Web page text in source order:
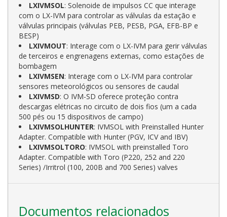
LXIVMSOL: Solenoide de impulsos CC que interage
com o LX-IVM para controlar as válvulas da estação e
válvulas principais (válvulas PEB, PESB, PGA, EFB-BP e
BESP)
LXIVMOUT: Interage com o LX-IVM para gerir válvulas
de terceiros e engrenagens externas, como estações de
bombagem
LXIVMSEN: Interage com o LX-IVM para controlar
sensores meteorológicos ou sensores de caudal
LXIVMSD: O IVM-SD oferece proteção contra
descargas elétricas no circuito de dois fios (um a cada
500 pés ou 15 dispositivos de campo)
LXIVMSOLHUNTER: IVMSOL with Preinstalled Hunter
Adapter. Compatible with Hunter (PGV, ICV and IBV)
LXIVMSOLTORO: IVMSOL with preinstalled Toro
Adapter. Compatible with Toro (P220, 252 and 220
Series) /Irritrol (100, 200B and 700 Series) valves
Documentos relacionados